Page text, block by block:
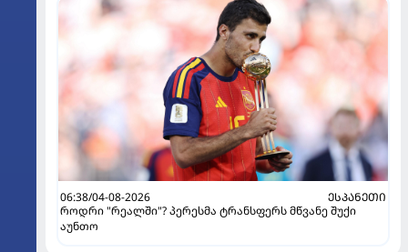
06:38/04-08-2026
ᲔᲡᲞᲐᲜᲔᲗᲘ
როდრი "რეალში"? პერესმა ტრანსფერს მწვანე შუქი
აუნთო